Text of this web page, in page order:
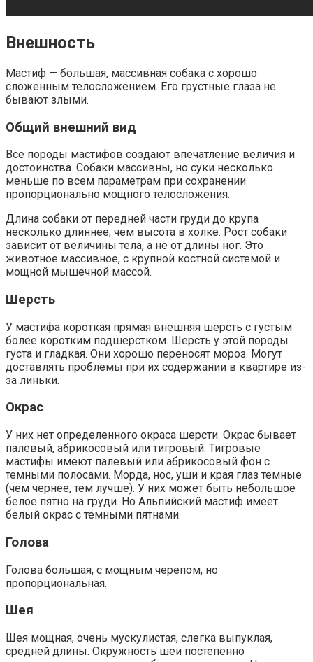
Внешность
Мастиф — большая, массивная собака с хорошо
сложенным телосложением. Его грустные глаза не
бывают злыми.
Общий внешний вид
Все породы мастифов создают впечатление величия и
достоинства. Собаки массивны, но суки несколько
меньше по всем параметрам при сохранении
пропорционально мощного телосложения.
Длина собаки от передней части груди до крупа
несколько длиннее, чем высота в холке. Рост собаки
зависит от величины тела, а не от длины ног. Это
животное массивное, с крупной костной системой и
мощной мышечной массой.
Шерсть
У мастифа короткая прямая внешняя шерсть с густым
более коротким подшерстком. Шерсть у этой породы
густа и гладкая. Они хорошо переносят мороз. Могут
доставлять проблемы при их содержании в квартире из-
за линьки.
Окрас
У них нет определенного окраса шерсти. Окрас бывает
палевый, абрикосовый или тигровый. Тигровые
мастифы имеют палевый или абрикосовый фон с
темными полосами. Морда, нос, уши и края глаз темные
(чем чернее, тем лучше). У них может быть небольшое
белое пятно на груди. Но Альпийский мастиф имеет
белый окрас с темными пятнами.
Голова
Голова большая, с мощным черепом, но
пропорциональная.
Шея
Шея мощная, очень мускулистая, слегка выпуклая,
средней длины. Окружность шеи постепенно